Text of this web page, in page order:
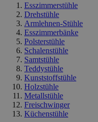
Esszimmerstühle
Drehstühle
Armlehnen-Stühle
Esszimmerbänke
Polsterstühle
Schalenstühle
Samtstühle
Teddystühle
Kunststoffstühle
Holzstühle
Metallstühle
Freischwinger
Küchenstühle